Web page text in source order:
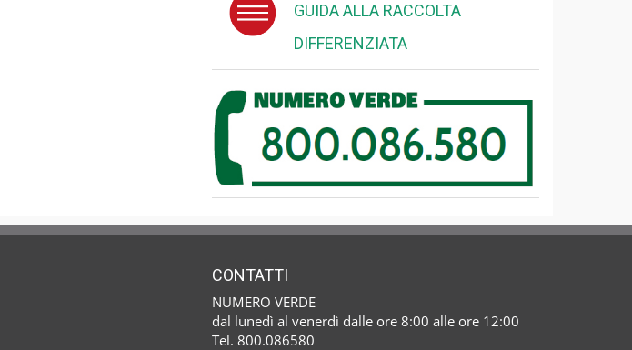
GUIDA ALLA RACCOLTA
DIFFERENZIATA
CONTATTI
NUMERO VERDE
dal lunedì al venerdì dalle ore 8:00 alle ore 12:00
Tel. 800.086580